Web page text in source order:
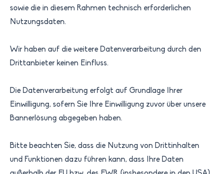
sowie die in diesem Rahmen technisch erforderlichen
Nutzungsdaten.
Wir haben auf die weitere Datenverarbeitung durch den
Drittanbieter keinen Einfluss.
Die Datenverarbeitung erfolgt auf Grundlage Ihrer
Einwilligung, sofern Sie Ihre Einwilligung zuvor über unsere
Bannerlösung abgegeben haben.
Bitte beachten Sie, dass die Nutzung von Drittinhalten
und Funktionen dazu führen kann, dass Ihre Daten